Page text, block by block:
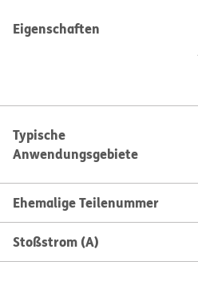
Eigenschaften
Typische
Anwendungsgebiete
Ehemalige Teilenummer
Stoßstrom (A)